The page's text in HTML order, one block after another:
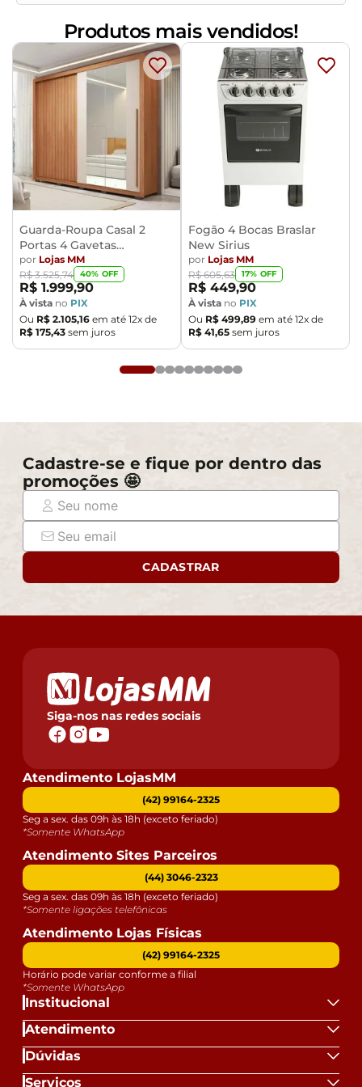
Características:
Material do encosto e assento injetado em
Polipropileno (PP) 100% reciclável, na tonalidade Verde.
Pés em tubo de aço carbono de secção circular, com
diâmetro 22mm e acabamento com pintura epóxi, na
Encosto com design curvo para maior conforto e
Acompanha ponteiras injetadas em polipropileno para
a prevenção de riscos no piso.
Peso máximo suportado 120 kg.
Estrutura fixa empilhável.
Produto 100% Nacional.
- Nunca sentar nos braços ou encosto do produto.
- Indicado para uso residencial, sua limpeza deve ser
feita com pano levemente umedecido em água
limpa, sem esfregar, não utilizar produtos abrasivos,
desengordurantes, álcool ou solvente.
- Pode haver alguma diferença de tonalidade entre a
imagem e o produto real, por conta do tratamento de
imagens e a calibração de cores do seu monitor.
- As imagens são meramente ilustrativas, não
acompanham objetos de decoração e eletrônicos.
- Ao receber a mercadoria, o cliente deve verificar as
condições da embalagem, caso haja alguma avaria não
assine o comprovante de recebimento e entre em
escadas/elevadores ou pelo transporte por guincho em
apartamentos. Eventuais despesas são de
responsabilidade do comprador.
- Confira as dimensões do produto e certifique-se de
portas, escadas e/ou corredores de sua residência.
- Para mais informações, acesse nossa Central de
Atendimento.
Produtos mais vendidos!
Guarda-Roupa Casal 2
Portas 4 Gavetas
Caemmun Moviment
por Lojas MM
R$ 3.525,74 40% OFF
R$ 1.999,90
À vista no PIX
Ou R$ 2.105,16 em até 12x de
R$ 175,43 sem juros
Fogão 4 Bocas Braslar
New Sirius
por Lojas MM
R$ 605,63 17% OFF
R$ 449,90
À vista no PIX
Ou R$ 499,89 em até 12x de
R$ 41,65 sem juros
Cadastre-se e fique por dentro das
promoções 🤩
CADASTRAR
Siga-nos nas redes sociais
Institucional
Atendimento
Dúvidas
Serviços
Atendimento LojasMM
(42) 99164-2325
Seg a sex. das 09h às 18h (exceto feriado)
*Somente WhatsApp
Atendimento Sites Parceiros
(44) 3046-2323
Seg a sex. das 09h às 18h (exceto feriado)
*Somente ligações telefônicas
Atendimento Lojas Físicas
(42) 99164-2325
Horário pode variar conforme a filial
*Somente WhatsApp